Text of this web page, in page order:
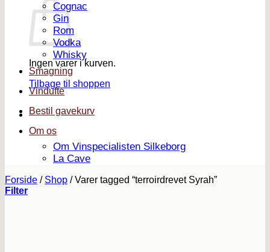
Ingen varer i kurven.
Tilbage til shoppen
Cognac
Gin
Rom
Vodka
Whisky
Smagning
Vindufte
Bestil gavekurv
Om os
Om Vinspecialisten Silkeborg
La Cave
Forside / Shop /Varer tagged “terroirdrevet Syrah”
Filter